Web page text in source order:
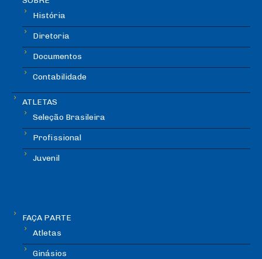
História
Diretoria
Documentos
Contabilidade
ATLETAS
Seleção Brasileira
Profissional
Juvenil
FAÇA PARTE
Atletas
Ginásios